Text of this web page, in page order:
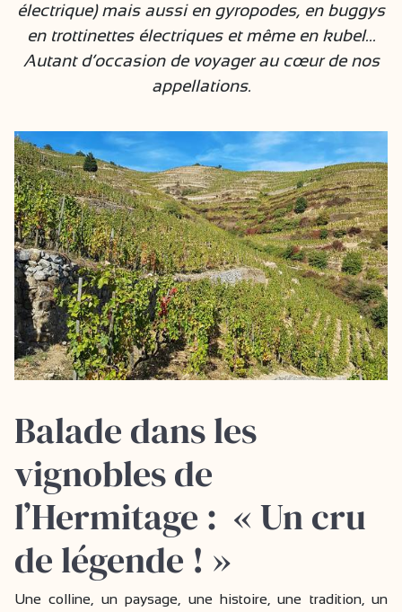
électrique) mais aussi en gyropodes, en buggys
en trottinettes électriques et même en kubel...
Autant d’occasion de voyager au cœur de nos
appellations.
Balade dans les
vignobles de
l’Hermitage : « Un cru
de légende ! »
Une colline, un paysage, une histoire, une tradition, un